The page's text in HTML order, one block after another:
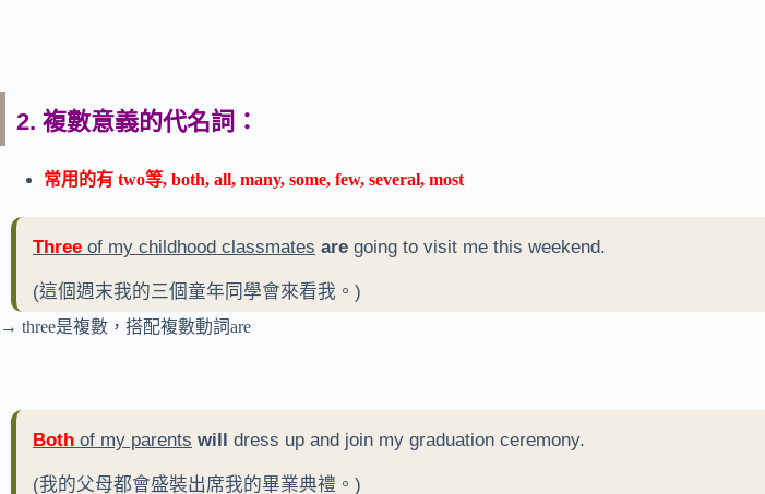
2. 複數意義的代名詞：
常用的有 two等, both, all, many, some, few, several, most
Three of my childhood classmates are going to visit me this weekend.
(這個週末我的三個童年同學會來看我。)
→ three是複數，搭配複數動詞are
Both of my parents will dress up and join my graduation ceremony.
(我的父母都會盛裝出席我的畢業典禮。)